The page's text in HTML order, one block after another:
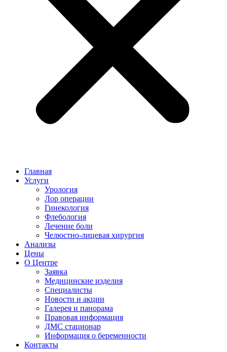
Главная
Услуги
Урология
Лор операции
Гинекология
Флебология
Лечение боли
Челюстно-лицевая хирургия
Анализы
Цены
О Центре
Заявка
Медицинские изделия
Специалисты
Новости и акции
Галерея и панорама
Правовая информация
ДМС стационар
Информация о беременности
Контакты